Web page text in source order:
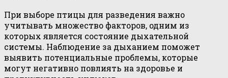
При выборе птицы для разведения важно
учитывать множество факторов, одним из
которых является состояние дыхательной
системы. Наблюдение за дыханием поможет
выявить потенциальные проблемы, которые
могут негативно повлиять на здоровье и